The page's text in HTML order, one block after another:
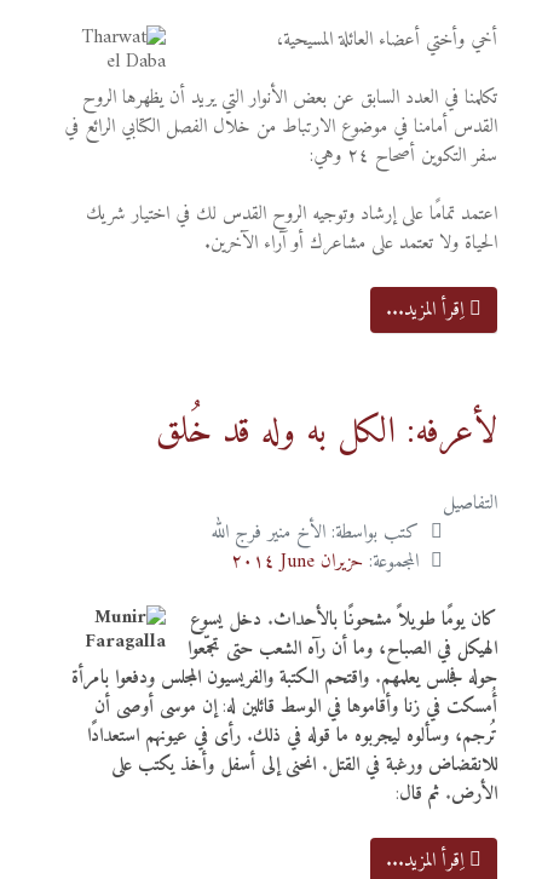
أخي وأختي أعضاء العائلة المسيحية،
تكلمنا في العدد السابق عن بعض الأنوار التي يريد أن يظهرها الروح
القدس أمامنا في موضوع الارتباط من خلال الفصل الكتابي الرائع في
سفر التكوين أصحاح ٢٤ وهي:
اعتمد تمامًا على إرشاد وتوجيه الروح القدس لك في اختيار شريك
الحياة ولا تعتمد على مشاعرك أو آراء الآخرين.
اِقرأ المزيد...
لأعرفه: الكل به وله قد خُلق
التفاصيل
كتب بواسطة: الأخ منير فرج الله
المجموعة: حزيران June ٢٠١٤
كان يومًا طويلاً مشحونًا بالأحداث. دخل يسوع
الهيكل في الصباح، وما أن رآه الشعب حتى تجمّعوا
حوله فجلس يعلمهم. واقتحم الكتبة والفريسيون المجلس ودفعوا بامرأة
أُمسكت في زنا وأقاموها في الوسط قائلين له:إن موسى أوصى أن
تُرجم، وسألوه ليجربوه ما قوله في ذلك. رأى في عيونهم استعدادًا
للانقضاض ورغبة في القتل. انحنى إلى أسفل وأخذ يكتب على
الأرض. ثم قال:
اِقرأ المزيد...